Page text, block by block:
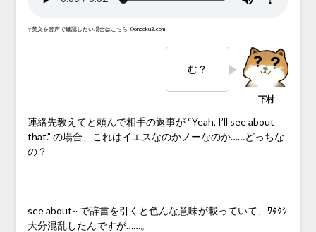
↑英文を音声で確認したい場合はこちら ©ondoku3.com
む？
連絡先教えてと頼んで相手の返事が “Yeah, I’ll see about
that.” の場合、これはイエスなのかノーなのか……どっちな
の？
see about~ で辞書を引くと色んな意味が載っていて、ﾜﾀｸｼ
大分混乱したんですが……。